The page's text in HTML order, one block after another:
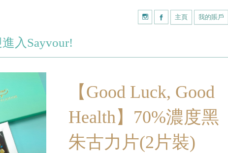
我的賬戶
主頁
入Sayvour!
【Good Luck, Good
Health】70%濃度黑
朱古力片(2片裝)